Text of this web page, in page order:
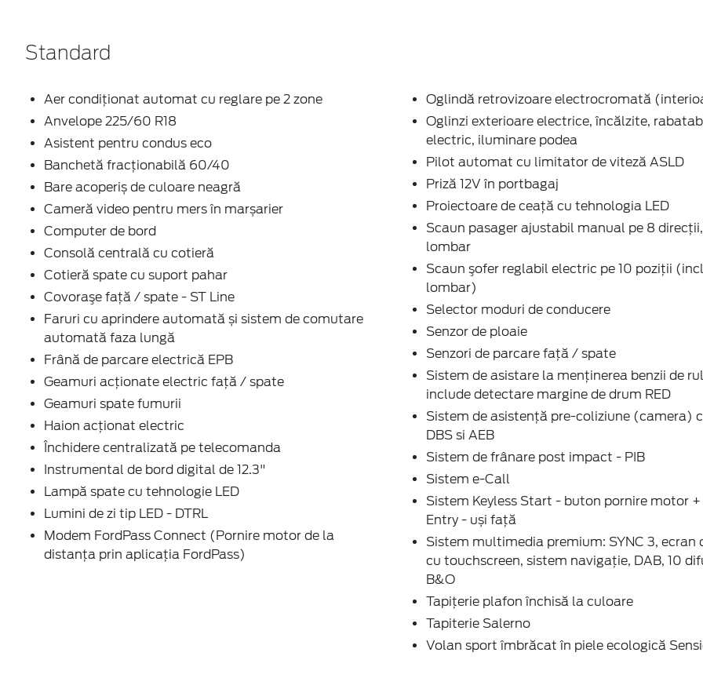
Standard
Aer condiţionat automat cu reglare pe 2 zone
Anvelope 225/60 R18
Asistent pentru condus eco
Banchetă fracționabilă 60/40
Bare acoperiș de culoare neagră
Cameră video pentru mers în marșarier
Computer de bord
Consolă centrală cu cotieră
Cotieră spate cu suport pahar
Covoraşe faţă / spate - ST Line
Faruri cu aprindere automată și sistem de comutare
automată faza lungă
Frână de parcare electrică EPB
Geamuri acţionate electric faţă / spate
Geamuri spate fumurii
Haion acţionat electric
Închidere centralizată pe telecomanda
Instrumental de bord digital de 12.3"
Lampă spate cu tehnologie LED
Lumini de zi tip LED - DTRL
Modem FordPass Connect (Pornire motor de la
distanța prin aplicația FordPass)
Oglindă retrovizoare electrocromată
Oglinzi exterioare electrice, încălzite,
electric, iluminare podea
Pilot automat cu limitator de viteză ASLD
Priză 12V în portbagaj
Proiectoare de ceaţă cu tehnologia LED
Scaun pasager ajustabil manual pe 8
lombar
Scaun şofer reglabil electric pe 10 poziții
lombar)
Selector moduri de conducere
Senzor de ploaie
Senzori de parcare faţă / spate
Sistem de asistare la menținerea benzii de
include detectare margine de drum RED
Sistem de asistenţă pre-coliziune (camera)
DBS si AEB
Sistem de frânare post impact - PIB
Sistem e-Call
Sistem Keyless Start - buton pornire motor +
Entry - uși față
Sistem multimedia premium: SYNC 3, ecran
cu touchscreen, sistem navigaţie, DAB, 10
B&O
Tapițerie plafon închisă la culoare
Tapiterie Salerno
Volan sport îmbrăcat în piele ecologică